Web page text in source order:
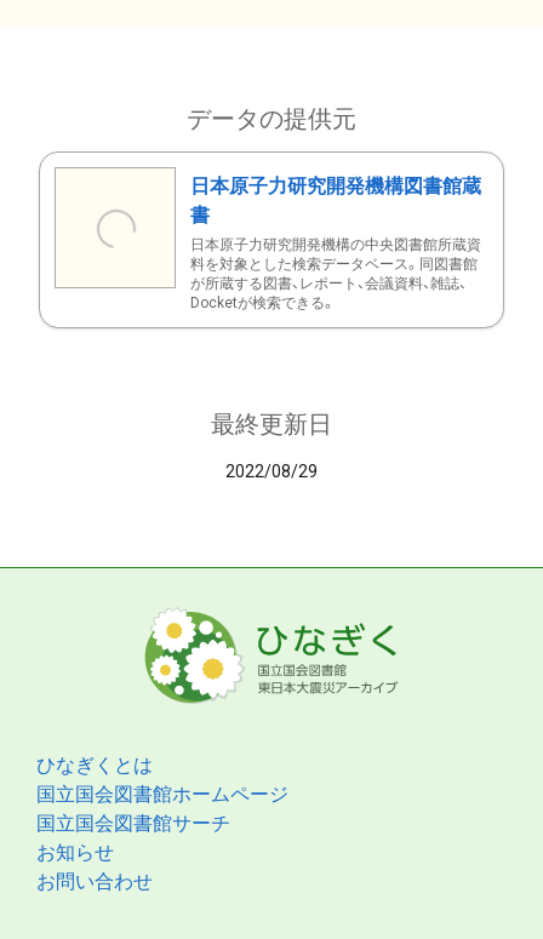
データの提供元
日本原子力研究開発機構図書館蔵
書
日本原子力研究開発機構の中央図書館所蔵資
料を対象とした検索データベース。同図書館
が所蔵する図書、レポート、会議資料、雑誌、
Docketが検索できる。
最終更新日
2022/08/29
ひなぎくとは
国立国会図書館ホームページ
国立国会図書館サーチ
お知らせ
お問い合わせ